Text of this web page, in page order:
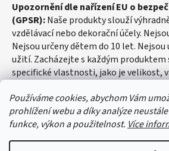
Používáme cookies, abychom Vám
prohlížení webu a díky analýze
funkce, výkon a použitelnost. Více
Upozornění dle nařízení EU o
(GPSR):Naše produkty slouží
vzdělávací nebo dekorační účely.
Nejsou určeny dětem do 10 let.
užití. Zacházejte s každým produktem
specifické vlastnosti, jako je velikost,